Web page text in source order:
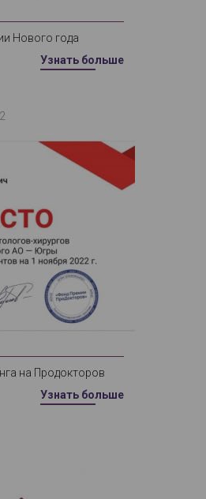
Нового года
Узнать больше
на Продокторов
Узнать больше